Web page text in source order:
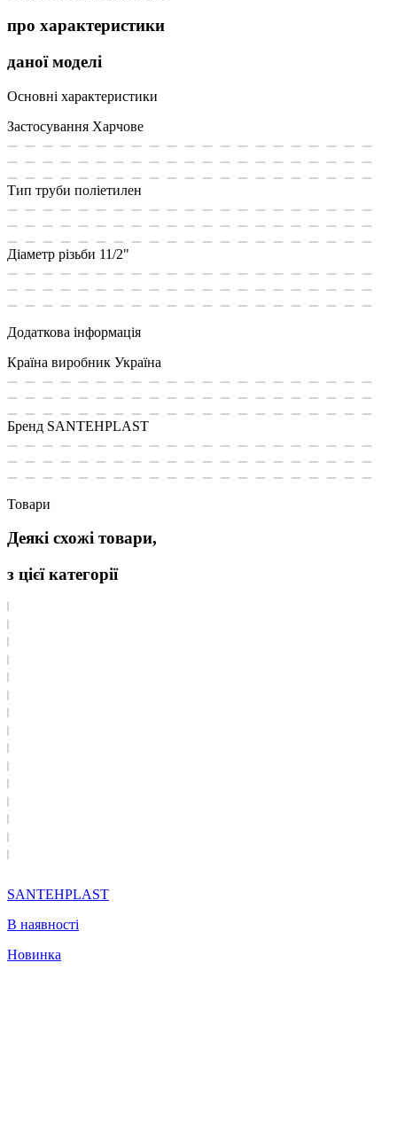
про характеристики
даної моделі
Основні характеристики
Застосування Харчове
Тип труби поліетилен
Діаметр різьби 11/2"
Додаткова інформація
Країна виробник Україна
Бренд SANTEHPLAST
Товари
Деякі схожі товари,
з цієї категорії
SANTEHPLAST
В наявності
Новинка